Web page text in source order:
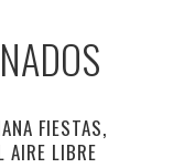
FIESTAS,
AIRE LIBRE